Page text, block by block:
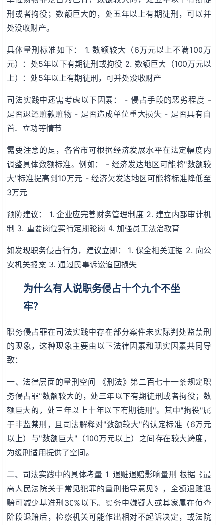
刑或者拘役；数额巨大的，处五年以上有期徒刑，可以并
处没收财产。
具体量刑标准如下： 1. 数额较大（6万元以上不满100万
元）：处5年以下有期徒刑或拘役 2. 数额巨大（100万元以
上）：处5年以上有期徒刑，可并处没收财产
司法实践中还需考虑以下因素： - 侵占手段的恶劣程度 -
是否退还赃款赃物 - 是否造成单位重大损失 - 是否具有自
首、立功等情节
需要注意的是，各省市可根据经济发展水平在法定幅度内
调整具体数额标准。例如： - 经济发达地区可能将"数额较
大"标准提高到10万元 - 经济欠发达地区可能将标准降低至
3万元
预防建议： 1. 企业应完善财务管理制度 2. 建立内部审计机
制 3. 重要岗位实行定期轮岗 4. 加强员工法治教育
如发现职务侵占行为，建议立即： 1. 保全相关证据 2. 向公
安机关报案 3. 通过民事诉讼追回损失
为什么有人说职务侵占十个九个不坐
牢？
职务侵占罪在司法实践中存在部分案件未实际判处监禁刑
的现象，这种现象主要由以下法律因素和现实因素共同导
致：
一、法律层面的量刑空间 《刑法》第二百七十一条规定职
务侵占罪"数额较大的，处三年以下有期徒刑或者拘役；数
额巨大的，处三年以上十年以下有期徒刑"。其中"拘役"属
于非监禁刑，且司法解释对"数额较大"的认定标准（6万元
以上）与"数额巨大"（100万元以上）之间存在较大跨度，
为缓刑适用提供了空间。
二、司法实践中的具体考量 1. 退赃退赔影响量刑 根据《最
高人民法院关于常见犯罪的量刑指导意见》，全额退赃退
赔可减少基准刑30%以下。实务中嫌疑人或其家属在侦查
阶段退赔后，检察机关可能作出相对不起诉决定，或法院